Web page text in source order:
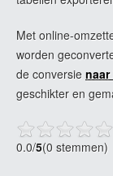
Met online-
worden
de conversie naar
geschikter en
0.0/5(0 stemmen)